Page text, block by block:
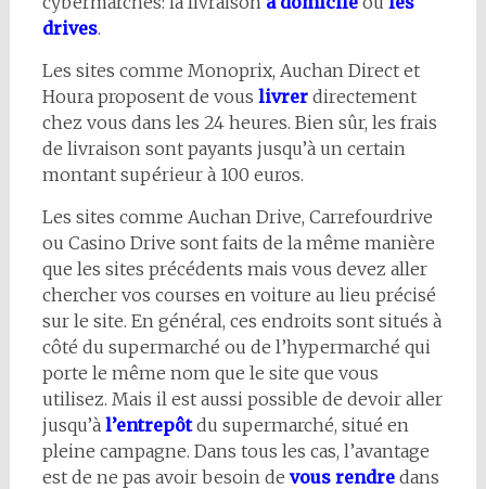
drives.
Les sites comme Monoprix, Auchan Direct et
Houra proposent de vous livrer directement
chez vous dans les 24 heures. Bien sûr, les frais
de livraison sont payants jusqu’à un certain
montant supérieur à 100 euros.
Les sites comme Auchan Drive, Carrefourdrive
ou Casino Drive sont faits de la même manière
que les sites précédents mais vous devez aller
chercher vos courses en voiture au lieu précisé
sur le site. En général, ces endroits sont situés à
côté du supermarché ou de l’hypermarché qui
porte le même nom que le site que vous
utilisez. Mais il est aussi possible de devoir aller
jusqu’àl’entrepôtdu supermarché, situé en
pleine campagne. Dans tous les cas, l’avantage
est de ne pas avoir besoin de vous rendredans